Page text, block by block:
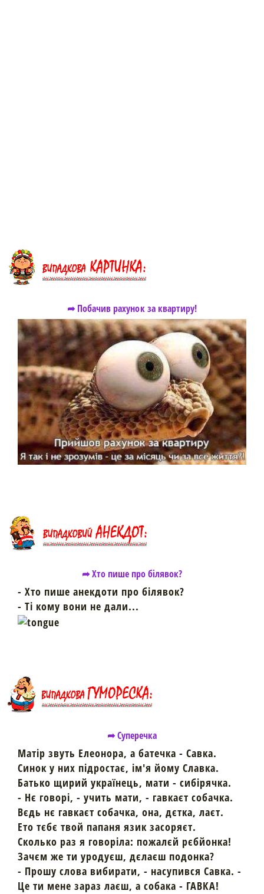
➦ Побачив рахунок за квартиру!
➦ Хто пише про білявок?
- Хто пише анекдоти про білявок?
- Ті кому вони не дали...
➦ Суперечка
Матір звуть Елеонора, а батечка - Савка.
Синок у них підростає, ім'я йому Славка.
Батько щирий українець, мати - сибірячка.
- Нє говорі, - учить мати, - гавкаєт собачка.
Вєдь нє гавкаєт собачка, она, дєтка, лаєт.
Ето тєбє твой папаня язик засоряєт.
Сколько раз я говоріла: пожалєй рєбйонка!
Зачєм же ти уродуєш, дєлаєш подонка?
- Прошу cлова вибирати, - насупився Савка. -
Це ти мене зараз лаєш, а собака - ГАВКА!